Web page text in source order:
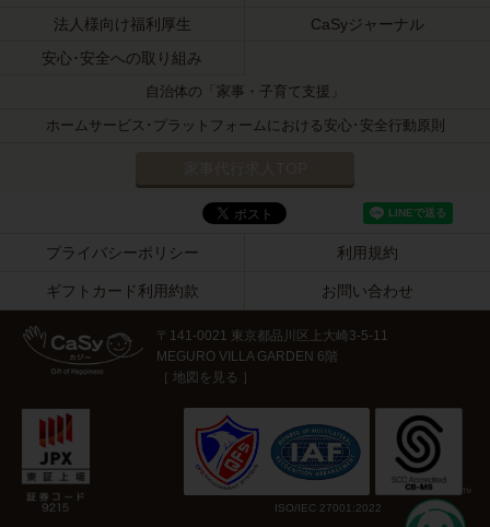
法人様向け福利厚生
CaSyジャーナル
安心･安全への取り組み
自治体の「家事・子育て支援」
ホームサービス･プラットフォームにおける安心･安全行動原則
プライバシーポリシー 利用規約
ギフトカード利用約款 お問い合わせ
〒141-0021 東京都品川区上大崎3-5-11
MEGURO VILLA GARDEN 6階
［ 地図を見る ］
ISO/IEC 27001:2022